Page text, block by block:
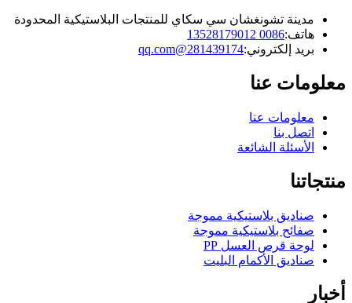
مدينة تشونغشان سي سكاي للمنتجات البلاستيكية المحدودة
هاتف:0086 13528179012
بريد إلكتروني:281439174@qq.com
معلومات عنا
معلومات عنا
اتصل بنا
الأسئلة الشائعة
منتجاتنا
صناديق بلاستيكية مموجة
صفائح بلاستيكية مموجة
لوحة قرص العسل PP
صناديق الأكمام البليت
أخبار